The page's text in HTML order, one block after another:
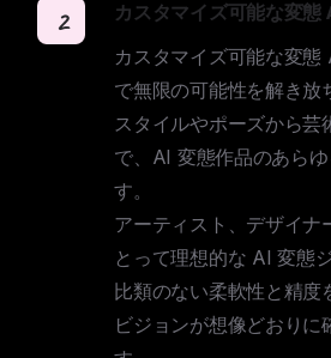
2 カスタマイズ可能な変態
カスタマイズ可能な変態
で無限の可能性を解き放
スタイルやポーズから芸
で、AI 変態作品のあら
す。
アーティスト、デザイナ
とって理想的な AI 変態
比類のない柔軟性と精度
ビジョンが想像どおりに